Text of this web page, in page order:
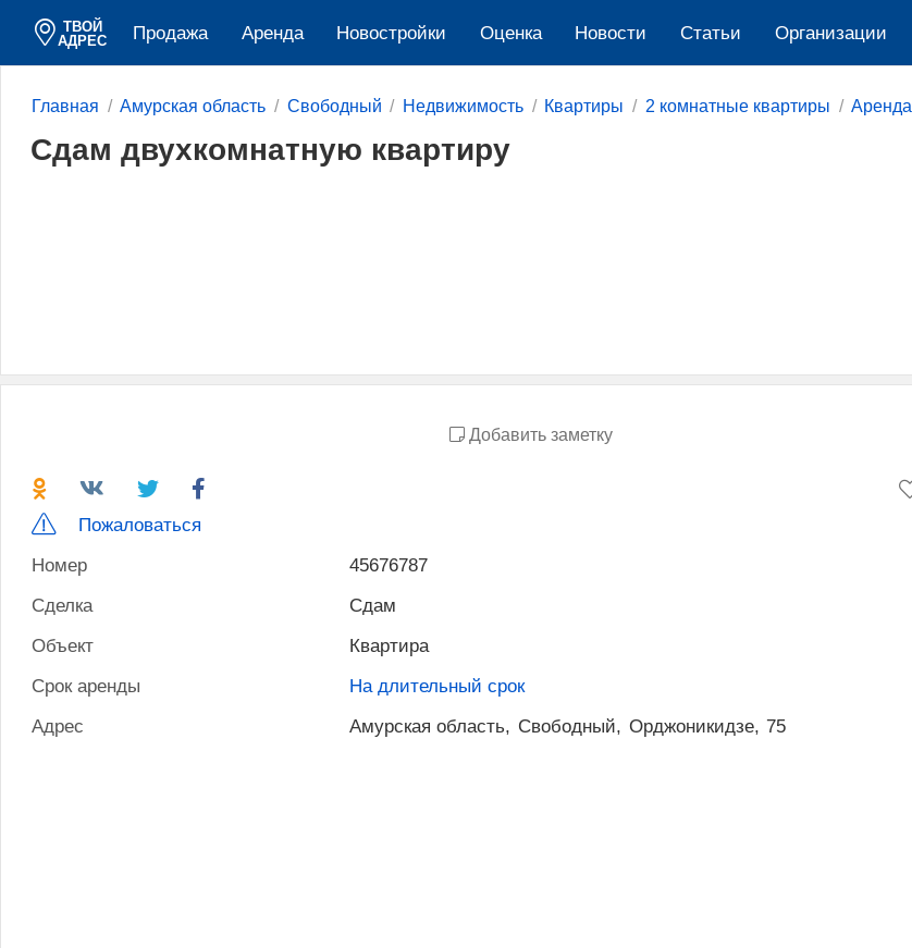
ТВОЙ
АДРЕС
Продажа Аренда Новостройки Оценка Новости Cтатьи Организации
Главная Амурская область Свободный Недвижимость Квартиры 2 комнатные квартиры Аренда
Сдам двухкомнатную квартиру
Добавить заметку
Пожаловаться
Номер
45676787
Сделка
Сдам
Объект
Квартира
Срок аренды
На длительный срок
Адрес
Амурская область, Свободный, Орджоникидзе, 75